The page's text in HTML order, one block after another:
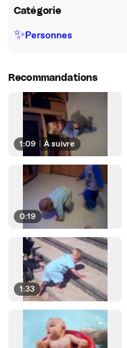
Catégorie
✨Personnes
Recommandations
1:09 À suivre
0:19
1:33